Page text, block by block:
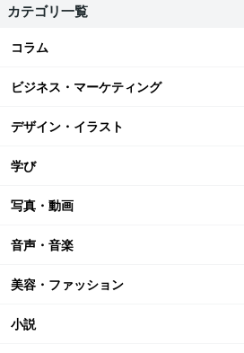
カテゴリ一覧
コラム
ビジネス・マーケティング
デザイン・イラスト
学び
写真・動画
音声・音楽
美容・ファッション
小説